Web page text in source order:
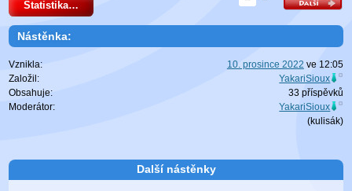
Statistika…
Nástěnka:
Vznikla: 10. prosince 2022 ve 12:05
Založil:
YakariSioux
Obsahuje:
33 příspěvků
Moderátor:
YakariSioux
(kulisák)
Další nástěnky